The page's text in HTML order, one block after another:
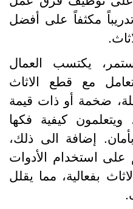
مكثفاً على أفضل
يكتسب العمال
مع قطع الاثاث
ضخمة أو ذات قيمة
كيفية فكها
إضافة الى ذلك،
استخدام الأدوات
بفعالية، مما يقلل